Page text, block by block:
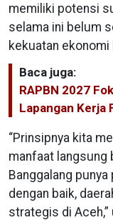
memiliki potensi
selama ini belum
kekuatan
Baca juga:
RAPBN 2027
Lapangan Kerja
“Prinsipnya kita
manfaat langsung
Banggalang
dengan baik,
strategis di